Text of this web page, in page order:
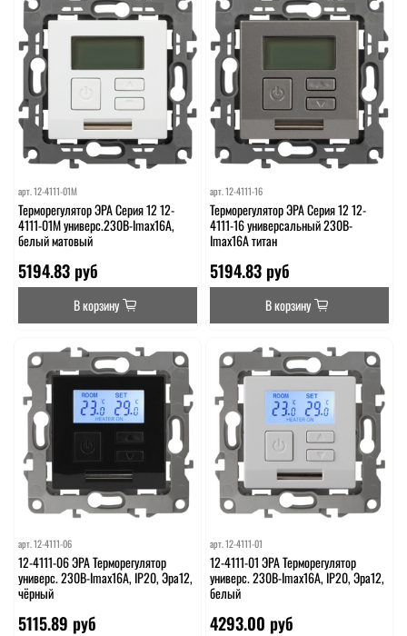
арт.12-4111-01М
Терморегулятор ЭРА Серия 12 12-
4111-01М универс.230В-Imax16А,
белый матовый
5194.83 руб
В корзину
арт.12-4111-16
Терморегулятор ЭРА Серия 12 12-
4111-16 универсальный 230В-
Imax16А титан
5194.83 руб
В корзину
арт.12-4111-06
12-4111-06 ЭРА Терморегулятор
универс. 230В-Imax16А, IP20, Эра12,
чёрный
5115.89 руб
арт. 12-4111-01
12-4111-01 ЭРА Терморегулятор
универс. 230В-Imax16А, IP20, Эра12,
белый
4293.00 руб